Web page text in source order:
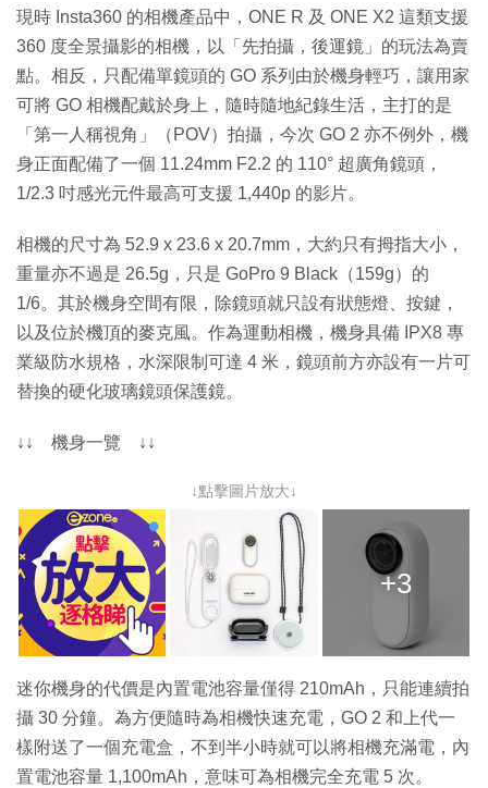
現時 Insta360 的相機產品中，ONE R 及 ONE X2 這類支援
360 度全景攝影的相機，以「先拍攝，後運鏡」的玩法為賣
點。相反，只配備單鏡頭的 GO 系列由於機身輕巧，讓用家
可將 GO 相機配戴於身上，隨時隨地紀錄生活，主打的是
「第一人稱視角」（POV）拍攝，今次 GO 2 亦不例外，機
身正面配備了一個 11.24mm F2.2 的 110° 超廣角鏡頭，
1/2.3 吋感光元件最高可支援 1,440p 的影片。
相機的尺寸為 52.9 x 23.6 x 20.7mm，大約只有拇指大小，
重量亦不過是 26.5g，只是 GoPro 9 Black（159g）的
1/6。其於機身空間有限，除鏡頭就只設有狀態燈、按鍵，
以及位於機頂的麥克風。作為運動相機，機身具備 IPX8 專
業級防水規格，水深限制可達 4 米，鏡頭前方亦設有一片可
替換的硬化玻璃鏡頭保護鏡。
↓↓ 機身一覽 ↓↓
↓點擊圖片放大↓
+3
迷你機身的代價是內置電池容量僅得 210mAh，只能連續拍
攝 30 分鐘。為方便隨時為相機快速充電，GO 2 和上代一
樣附送了一個充電盒，不到半小時就可以將相機充滿電，內
置電池容量 1,100mAh，意味可為相機完全充電 5 次。